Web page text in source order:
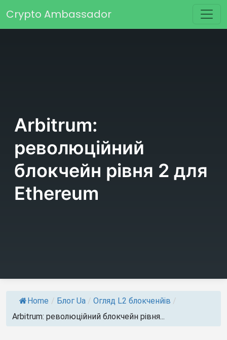
Main Navigation
Crypto Ambassador
Arbitrum:
революційний
блокчейн рівня 2 для
Ethereum
Home / Блог Ua / Огляд L2 блокченйів /
Arbitrum: революційний блокчейн рівня...